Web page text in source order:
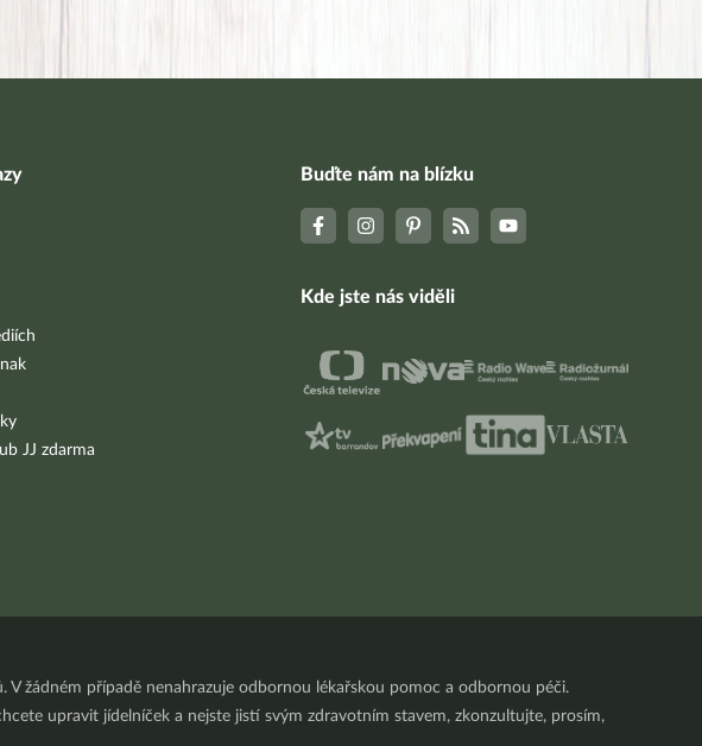
JJ zdarma
Buďte nám na blízku
Kde jste nás viděli
žádném případě nenahrazuje odbornou lékařskou pomoc a odbornou péči.
upravit jídelníček a nejste jistí svým zdravotním stavem, zkonzultujte, prosím,